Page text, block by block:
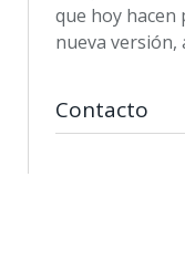
que hoy hacen
nueva
Contacto